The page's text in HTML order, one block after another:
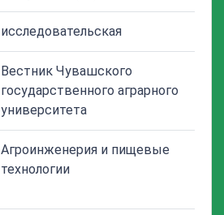
исследовательская
Вестник Чувашского
государственного аграрного
университета
Агроинженерия и пищевые
технологии